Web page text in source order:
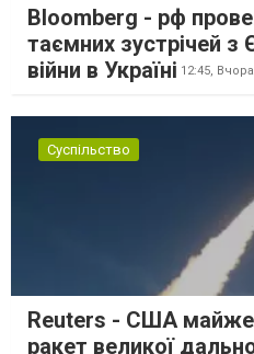
Bloomberg - рф
таємних зустрічей
війни в Україні 12:45, Вчора
Суспільство
Reuters - США майже
ракет великої